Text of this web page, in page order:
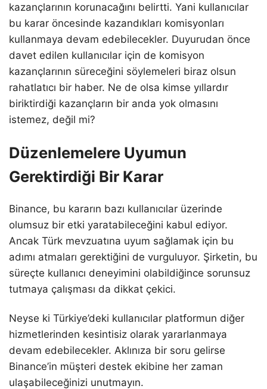
kazançlarının korunacağını belirtti. Yani kullanıcılar
bu karar öncesinde kazandıkları komisyonları
kullanmaya devam edebilecekler. Duyurudan önce
davet edilen kullanıcılar için de komisyon
kazançlarının süreceğini söylemeleri biraz olsun
rahatlatıcı bir haber. Ne de olsa kimse yıllardır
biriktirdiği kazançların bir anda yok olmasını
istemez, değil mi?
Düzenlemelere Uyumun
Gerektirdiği Bir Karar
Binance, bu kararın bazı kullanıcılar üzerinde
olumsuz bir etki yaratabileceğini kabul ediyor.
Ancak Türk mevzuatına uyum sağlamak için bu
adımı atmaları gerektiğini de vurguluyor. Şirketin, bu
süreçte kullanıcı deneyimini olabildiğince sorunsuz
tutmaya çalışması da dikkat çekici.
Neyse ki Türkiye’deki kullanıcılar platformun diğer
hizmetlerinden kesintisiz olarak yararlanmaya
devam edebilecekler. Aklınıza bir soru gelirse
Binance’in müşteri destek ekibine her zaman
ulaşabileceğinizi unutmayın.